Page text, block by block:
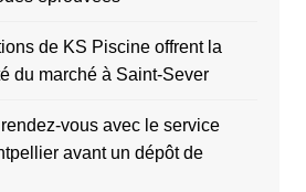
de KS Piscine offrent la
du marché à Saint-Sever
vous avec le service
avant un dépôt de